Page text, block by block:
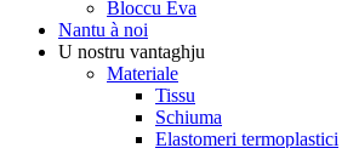
Bloccu Eva
Nantu à noi
U nostru vantaghju
Materiale
Tissu
Schiuma
Elastomeri termoplastici